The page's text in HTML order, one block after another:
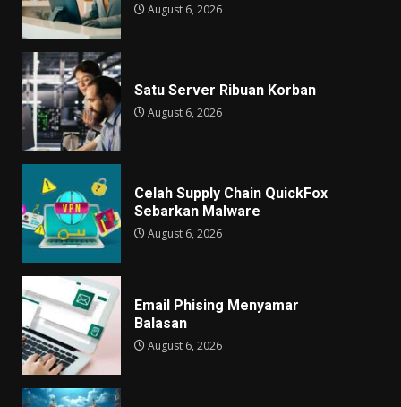
August 6, 2026
Satu Server Ribuan Korban
August 6, 2026
Celah Supply Chain QuickFox
Sebarkan Malware
August 6, 2026
Email Phising Menyamar
Balasan
August 6, 2026